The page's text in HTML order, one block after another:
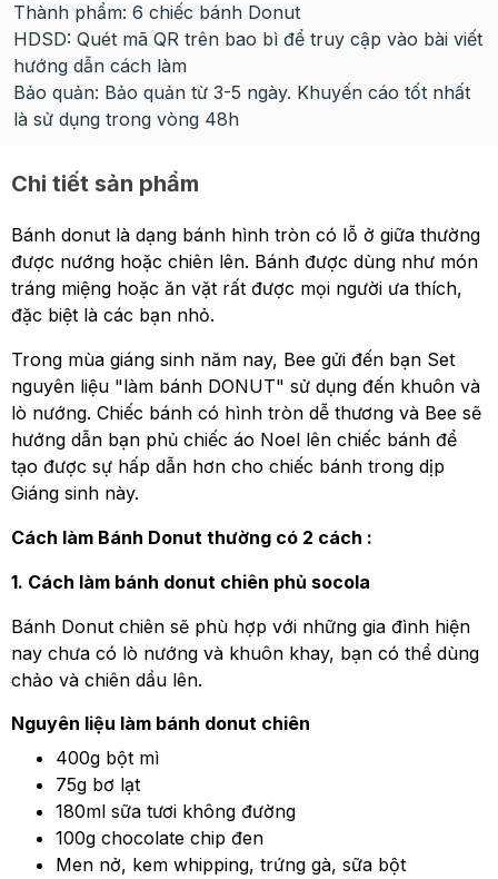
Thành phẩm: 6 chiếc bánh Donut
HDSD: Quét mã QR trên bao bì để truy cập vào bài viết
hướng dẫn cách làm
Bảo quản: Bảo quản từ 3-5 ngày. Khuyến cáo tốt nhất
là sử dụng trong vòng 48h
Chi tiết sản phẩm
Bánh donut là dạng bánh hình tròn có lỗ ở giữa thường
được nướng hoặc chiên lên. Bánh được dùng như món
tráng miệng hoặc ăn vặt rất được mọi người ưa thích,
đặc biệt là các bạn nhỏ.
Trong mùa giáng sinh năm nay, Bee gửi đến bạn Set
nguyên liệu "làm bánh DONUT" sử dụng đến khuôn và
lò nướng. Chiếc bánh có hình tròn dễ thương và Bee sẽ
hướng dẫn bạn phủ chiếc áo Noel lên chiếc bánh để
tạo được sự hấp dẫn hơn cho chiếc bánh trong dịp
Giáng sinh này.
Cách làm Bánh Donut thường có 2 cách :
1. Cách làm bánh donut chiên phủ socola
Bánh Donut chiên sẽ phù hợp với những gia đình hiện
nay chưa có lò nướng và khuôn khay, bạn có thể dùng
chảo và chiên dầu lên.
Nguyên liệu làm bánh donut chiên
400g bột mì
75g bơ lạt
180ml sữa tươi không đường
100g chocolate chip đen
Men nở, kem whipping, trứng gà, sữa bột